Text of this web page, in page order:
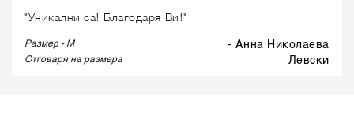
"Уникални са! Благодаря Ви!"
Размер - M - Анна Николаева
Отговаря на размера левски